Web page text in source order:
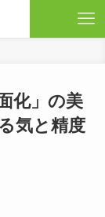
化」の美
気と精度